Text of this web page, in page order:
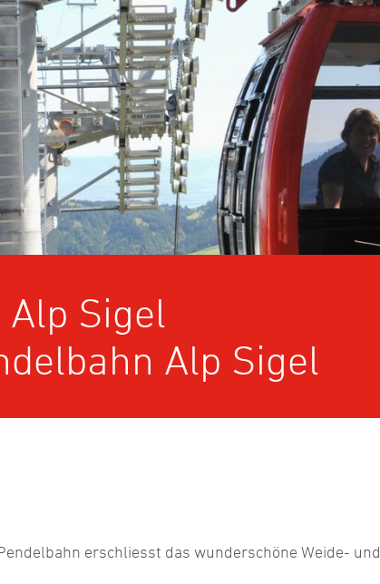
Sigel
Alp Sigel
erschliesst das wunderschöne Weide- und